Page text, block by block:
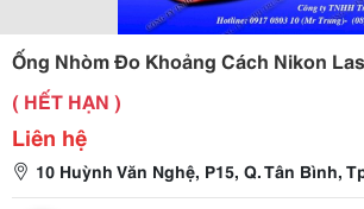
Ống Nhòm Đo Khoảng Cách Nikon
( HẾT HẠN )
Liên hệ
10 Huỳnh Văn Nghệ, P15, Q. Tân Bình,